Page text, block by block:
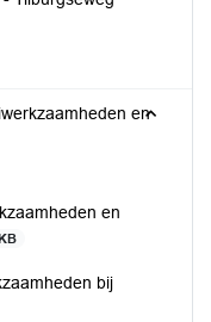
en
en
bij